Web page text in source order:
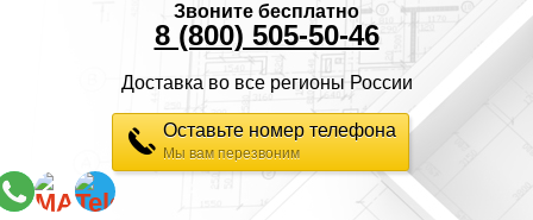
Звоните бесплатно
8 (800) 505-50-46
Доставка во все регионы России
Оставьте номер телефона
Мы вам перезвоним